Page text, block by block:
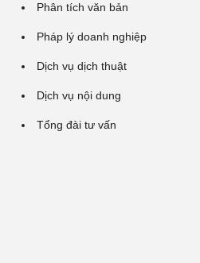
Phân tích văn bản
Pháp lý doanh nghiệp
Dịch vụ dịch thuật
Dịch vụ nội dung
Tổng đài tư vấn